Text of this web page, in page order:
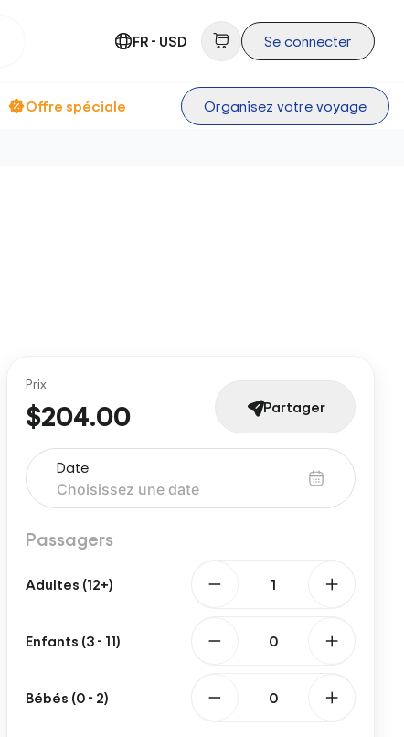
FR - USD Se connecter
Offre spéciale Organisez votre voyage
Prix
$204.00 Partager
Date
Passagers
Adultes (12+)
Enfants (3 - 11)
Bébés (0 - 2)